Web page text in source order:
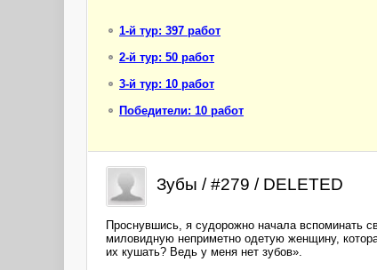
1-й тур: 397 работ
2-й тур: 50 работ
3-й тур: 10 работ
Победители: 10 работ
Зубы / #279 / DELETED
Проснувшись, я судорожно начала вспоминать
миловидную неприметно одетую женщину,
их кушать? Ведь у меня нет зубов».